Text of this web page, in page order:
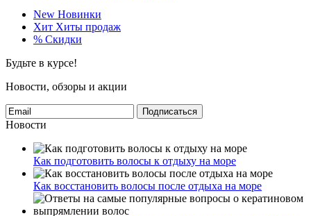
New Новинки
Хит Хиты продаж
% Скидки
Будьте в курсе!
Новости, обзоры и акции
Подписаться
Новости
Как подготовить волосы к отдыху на море
Как восстановить волосы после отдыха на море